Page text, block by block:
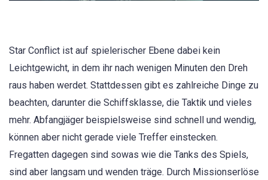
Star Conflict ist auf spielerischer Ebene dabei kein
Leichtgewicht, in dem ihr nach wenigen Minuten den Dreh
raus haben werdet. Stattdessen gibt es zahlreiche Dinge zu
beachten, darunter die Schiffsklasse, die Taktik und vieles
mehr. Abfangjäger beispielsweise sind schnell und wendig,
können aber nicht gerade viele Treffer einstecken.
Fregatten dagegen sind sowas wie die Tanks des Spiels,
sind aber langsam und wenden träge. Durch Missionserlöse